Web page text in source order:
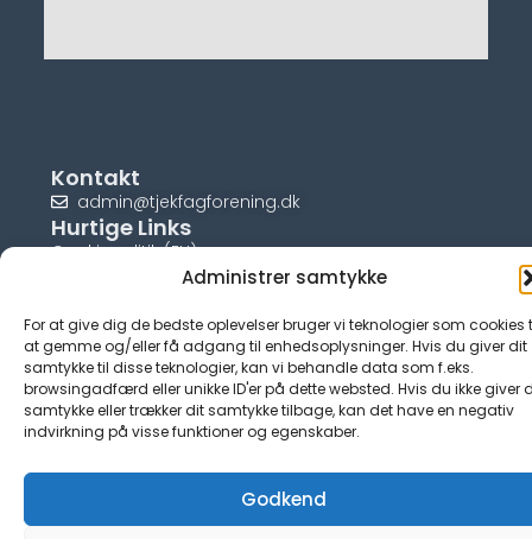
Administrer samtykke
For at give dig de bedste oplevelser bruger vi teknologier som cookies
at gemme og/eller få adgang til enhedsoplysninger. Hvis du giver dit
samtykke til disse teknologier, kan vi behandle data som f.eks.
browsingadfærd eller unikke ID'er på dette websted. Hvis du ikke giver
samtykke eller trækker dit samtykke tilbage, kan det have en negativ
indvirkning på visse funktioner og egenskaber.
Godkend
Kontakt
admin@tjekfagforening.dk
Hurtige Links
Cookiepolitik (EU)
© tjek-fagforening.dk